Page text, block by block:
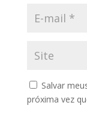
Salvar
próxima vez